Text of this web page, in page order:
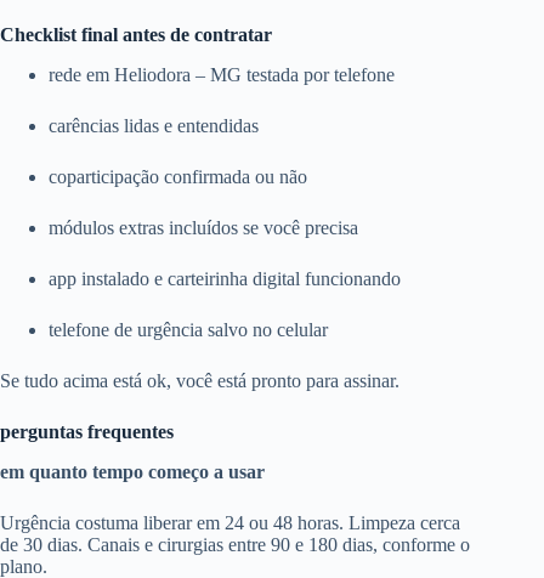
Checklist final antes de contratar
rede em Heliodora – MG testada por telefone
carências lidas e entendidas
coparticipação confirmada ou não
módulos extras incluídos se você precisa
app instalado e carteirinha digital funcionando
telefone de urgência salvo no celular
Se tudo acima está ok, você está pronto para assinar.
perguntas frequentes
em quanto tempo começo a usar
Urgência costuma liberar em 24 ou 48 horas. Limpeza cerca
de 30 dias. Canais e cirurgias entre 90 e 180 dias, conforme o
plano.